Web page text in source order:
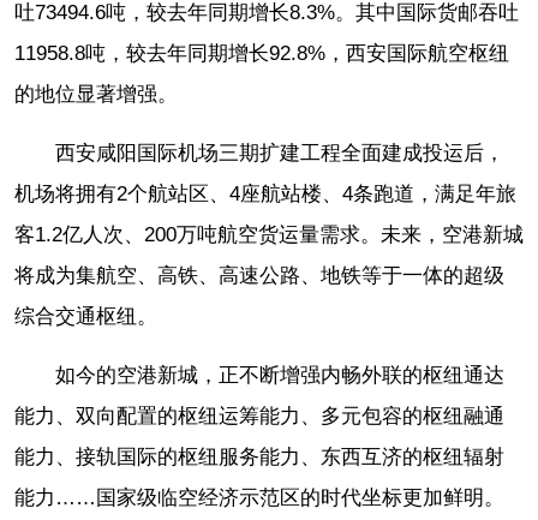
吐73494.6吨，较去年同期增长8.3%。其中国际货邮吞吐
11958.8吨，较去年同期增长92.8%，西安国际航空枢纽
的地位显著增强。
西安咸阳国际机场三期扩建工程全面建成投运后，
机场将拥有2个航站区、4座航站楼、4条跑道，满足年旅
客1.2亿人次、200万吨航空货运量需求。未来，空港新城
将成为集航空、高铁、高速公路、地铁等于一体的超级
综合交通枢纽。
如今的空港新城，正不断增强内畅外联的枢纽通达
能力、双向配置的枢纽运筹能力、多元包容的枢纽融通
能力、接轨国际的枢纽服务能力、东西互济的枢纽辐射
能力……国家级临空经济示范区的时代坐标更加鲜明。